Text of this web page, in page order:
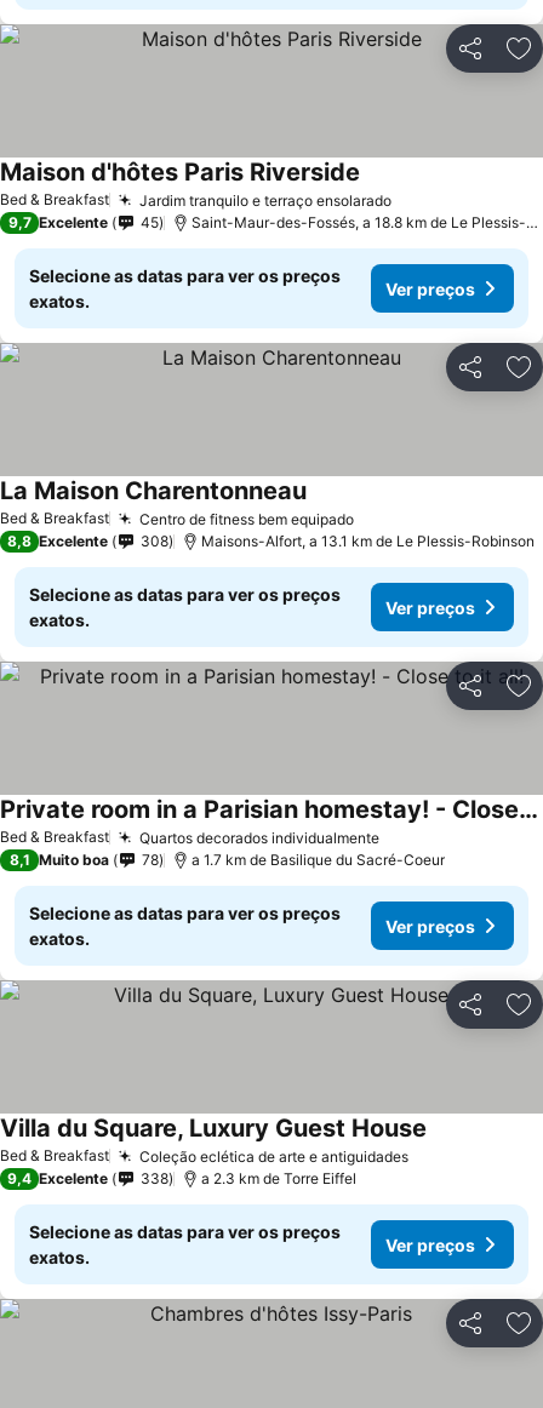
Partilhar
Bed & Breakfast Jardim tranquilo e terraço ensolarado
Maison d'hôtes Paris Riverside
9,7 Excelente 45 Saint-Maur-des-Fossés, a 18.8 km de Le Plessis-Robinson
Selecione as datas para ver os preços
exatos.
Ver preços
Partilhar
Bed & Breakfast Centro de fitness bem equipado
La Maison Charentonneau
8,8 Excelente 308 Maisons-Alfort, a 13.1 km de Le Plessis-Robinson
Selecione as datas para ver os preços
exatos.
Ver preços
Partilhar
Bed & Breakfast Quartos decorados individualmente
Private room in a Parisian homestay! - Close to it all!
8,1 Muito boa 78 a 1.7 km de Basilique du Sacré-Coeur
Selecione as datas para ver os preços
exatos.
Ver preços
Partilhar
Bed & Breakfast Coleção eclética de arte e antiguidades
Villa du Square, Luxury Guest House
9,4 Excelente 338 a 2.3 km de Torre Eiffel
Selecione as datas para ver os preços
exatos.
Ver preços
Partilhar